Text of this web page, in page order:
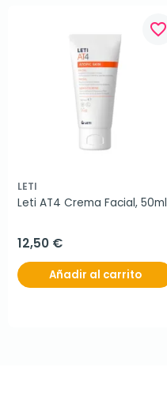
favorite_border
LETI
Leti AT4 Crema Facial, 50ml
12,50 €
Añadir al carrito